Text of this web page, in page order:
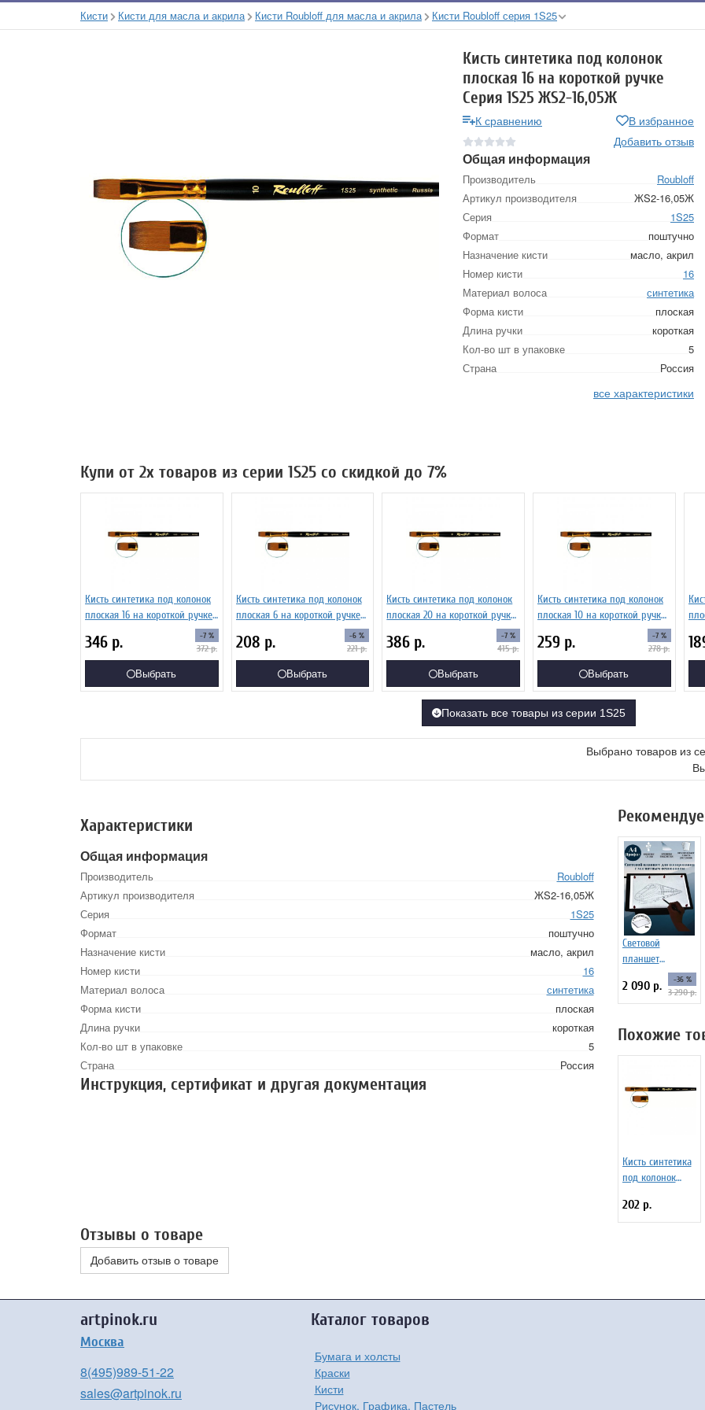
Кисти Кисти для масла и акрила Кисти Roubloff для масла и акрила Кисти Roubloff серия 1S25
Кисть синтетика под колонок
плоская 16 на короткой ручке
Серия 1S25 ЖS2-16,05Ж
К сравнению
В избранное
Добавить отзыв
Общая информация
Производитель
Roubloff
Артикул производителя
ЖS2-16,05Ж
Серия
1S25
Формат
поштучно
Назначение кисти
масло, акрил
Номер кисти
16
Материал волоса
синтетика
Форма кисти
плоская
Длина ручки
короткая
Кол-во шт в упаковке
5
Страна
Россия
все характеристики
Купи от 2х товаров из серии 1S25 со скидкой до 7%
Кисть синтетика под колонок
плоская 16 на короткой ручке
346 р. -7 %
372р.
Выбрать
Кисть синтетика под колонок
плоская 6 на короткой ручке
208 р. -6 %
221р.
Выбрать
Кисть синтетика под колонок
плоская 20 на короткой ручке
386 р. -7 %
415р.
Выбрать
Кисть синтетика под колонок
плоская 10 на короткой ручке
259 р. -7 %
278р.
Выбрать
Показать все товары из серии 1S25
Выбрано товаров из
Характеристики
Общая информация
Производитель
Roubloff
Артикул производителя
ЖS2-16,05Ж
Серия
1S25
Формат
поштучно
Назначение кисти
масло, акрил
Номер кисти
16
Материал волоса
синтетика
Форма кисти
плоская
Длина ручки
короткая
Кол-во шт в упаковке
5
Страна
Россия
Инструкция, сертификат и другая документация
Световой
планшет
ArtPinOk А4
"Профи+"
магнитное
2 090 р. -36 %
3 290 р.
Похожие
Кисть синтетика
под колонок
короткой ручке
Серия 1S25 ЖS2-
202 р.
Отзывы о товаре
Добавить отзыв о товаре
artpinok.ru
Москва
8(495)989-51-22
sales@artpinok.ru
Каталог товаров
Бумага и холсты
Краски
Кисти
Рисунок, Графика, Пастель